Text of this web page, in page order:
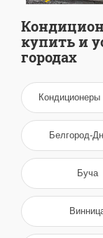
купить и
городах
Кондиционеры
Белгород-
Буча